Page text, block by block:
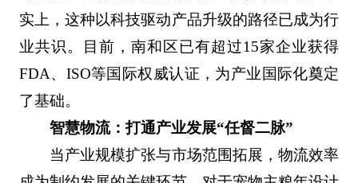
实上，这种以科技驱动产品升级的路径已成为行
业共识。目前，南和区已有超过15家企业获得
FDA、ISO等国际权威认证，为产业国际化奠定
了基础。
智慧物流：打通产业发展“任督二脉”
当产业规模扩张与市场范围拓展，物流效率